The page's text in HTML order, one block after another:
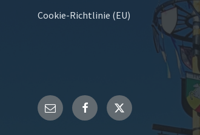
Cookie-Richtlinie (EU)
E- Facebook Twitter